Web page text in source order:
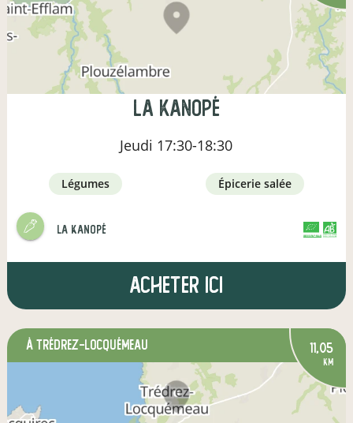
La Kanopé
Jeudi 17:30-18:30
légumes épicerie salée
La Kanopé CERTIFIÉ PAR FR-BIO-01
AGRICULTURE FRANCE
Acheter ici
à Trédrez-Locquémeau 11,05
km